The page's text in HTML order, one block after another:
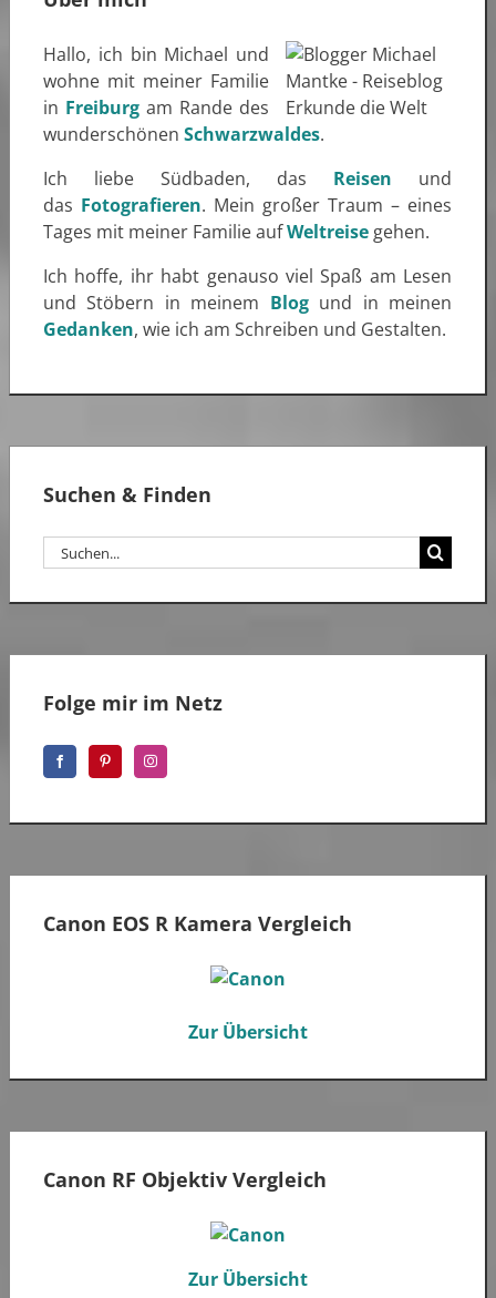
Hallo, ich bin Michael und
wohne mit meiner Familie
in Freiburg am Rande des
wunderschönen Schwarzwaldes.
Ich liebe Südbaden, das Reisen und
das Fotografieren. Mein großer Traum – eines
Tages mit meiner Familie aufWeltreise gehen.
Ich hoffe, ihr habt genauso viel Spaß am Lesen
und Stöbern in meinem Blog und in meinen
Gedanken, wie ich am Schreiben und Gestalten.
Suchen & Finden
Suche
nach:
Folge mir im Netz
Canon EOS R Kamera Vergleich
Zur Übersicht
Canon RF Objektiv Vergleich
Zur Übersicht